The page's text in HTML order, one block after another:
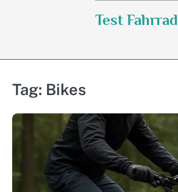
Test Fahrrad
Tag: Bikes